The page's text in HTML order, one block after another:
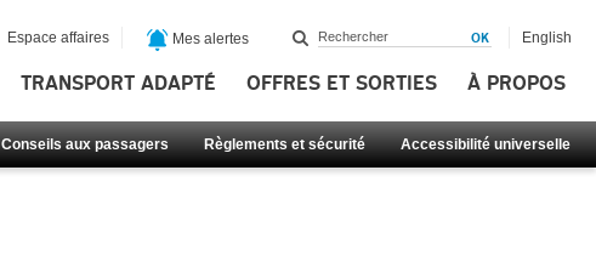
TRANSPORT ADAPTÉ OFFRES ET SORTIES À PROPOS
Conseils aux passagers Règlements et sécurité Accessibilité universelle
Espace affaires Mes alertes English